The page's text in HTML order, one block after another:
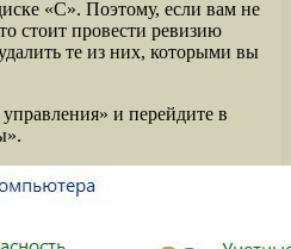
«С». Поэтому, если вам не
стоит провести ревизию
те из них, которыми вы
и перейдите в